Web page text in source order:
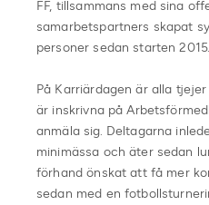
FF, tillsammans med sina
samarbetspartners skapat
personer sedan starten 2015.
På Karriärdagen är alla
är inskrivna på
anmäla sig. Deltagarna
minimässa och äter sedan
förhand önskat att få mer
sedan med en